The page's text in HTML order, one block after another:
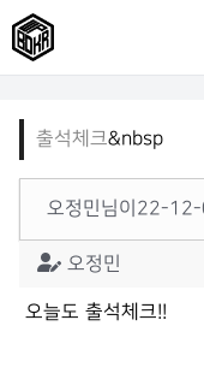
출석체크&nbsp
오정민님이22-12-
오정민
오늘도 출석체크!!